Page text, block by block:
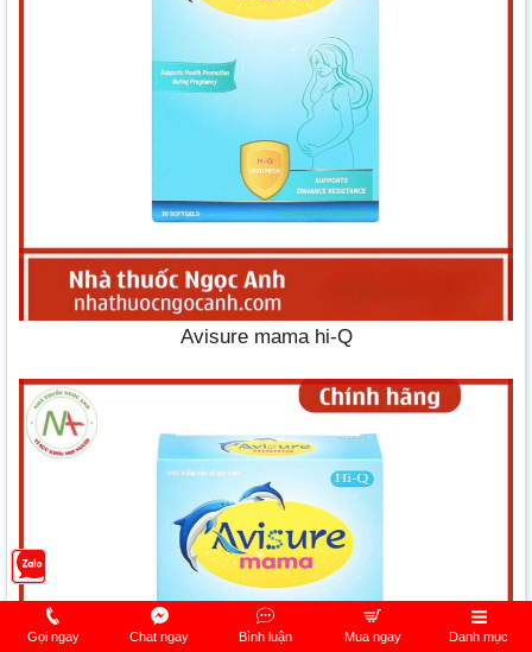
Avisure mama hi-Q
Gọi ngay Chat ngay Bình luận Mua ngay Danh mục